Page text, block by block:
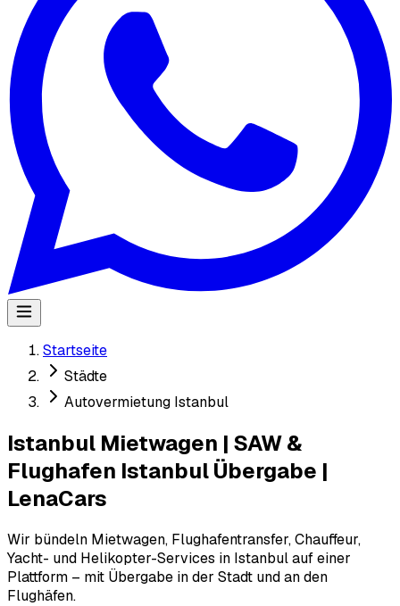
Startseite
Städte
Autovermietung Istanbul
Istanbul Mietwagen | SAW &
Flughafen Istanbul Übergabe |
LenaCars
Wir bündeln Mietwagen, Flughafentransfer, Chauffeur,
Yacht- und Helikopter-Services in Istanbul auf einer
Plattform – mit Übergabe in der Stadt und an den
Flughäfen.